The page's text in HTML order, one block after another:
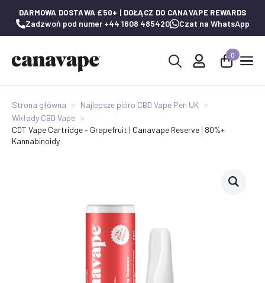
DARMOWA DOSTAWA £50+ | DOŁĄCZ DO CANAVAPE REWARDS
Zadzwoń pod numer +44 1608 485420 Czat na WhatsApp
0
Strona główna
Najlepsze pióro CBD Vape Pen UK
Wkłady CBD Vape
CDT Vape Cartridge - Grapefruit | Canavape Reserve | 80%+
Kannabinoidy